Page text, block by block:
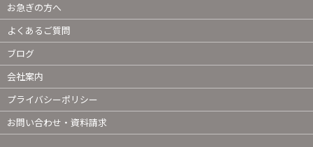
お急ぎの方へ
よくあるご質問
ブログ
会社案内
プライバシーポリシー
お問い合わせ・資料請求